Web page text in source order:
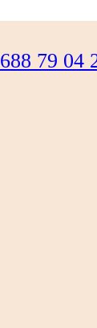
688 79 04